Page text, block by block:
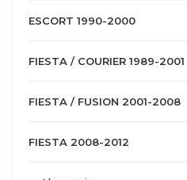
ESCORT 1990-2000
FIESTA / COURIER 1989-2001
FIESTA / FUSION 2001-2008
FIESTA 2008-2012